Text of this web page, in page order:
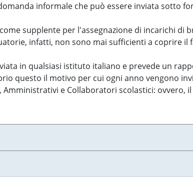
informale che può essere inviata sotto
supplente per l'assegnazione di incarichi di
infatti, non sono mai sufficienti a coprire il
in qualsiasi istituto italiano e prevede un
questo il motivo per cui ogni anno vengono
Amministrativi e Collaboratori scolastici: